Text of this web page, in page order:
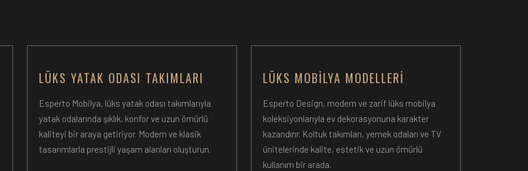
LÜKS YATAK ODASI TAKIMLARI
Esperto Mobilya, lüks yatak odası takımlarıyla
yatak odalarında şıklık, konfor ve uzun ömürlü
kaliteyi bir araya getiriyor. Modern ve klasik
tasarımlarla prestijli yaşam alanları oluşturun.
LÜKS MOBILYA MODELLERI
Esperto Design, modern ve zarif lüks mobilya
koleksiyonlarıyla ev dekorasyonuna karakter
kazandırır. Koltuk takımları, yemek odaları ve TV
ünitelerinde kalite, estetik ve uzun ömürlü
kullanım bir arada.